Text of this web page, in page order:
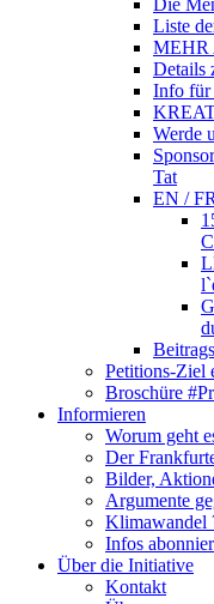
Die
Liste
MEHR
Details
Info für
Werde
Tat
EN /
Petitions-Ziel
Broschüre
Informieren
Worum geht
Der
Bilder,
Argumente
Klimawandel
Infos
Über die Initiative
Kontakt